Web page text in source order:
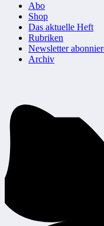
Abo
Shop
Das aktuelle Heft
Rubriken
Newsletter
Archiv